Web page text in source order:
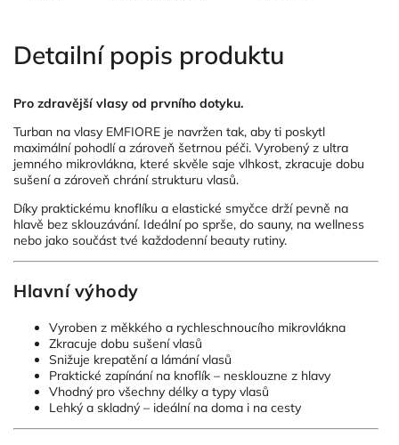
Detailní popis produktu
Pro zdravější vlasy od prvního dotyku.
Turban na vlasy EMFIORE je navržen tak, aby ti poskytl
maximální pohodlí a zároveň šetrnou péči. Vyrobený z ultra
jemného mikrovlákna, které skvěle saje vlhkost, zkracuje dobu
sušení a zároveň chrání strukturu vlasů.
Díky praktickému knoflíku a elastické smyčce drží pevně na
hlavě bez sklouzávání. Ideální po sprše, do sauny, na wellness
nebo jako součást tvé každodenní beauty rutiny.
Hlavní výhody
Vyroben z měkkého a rychleschnoucího mikrovlákna
Zkracuje dobu sušení vlasů
Snižuje krepatění a lámání vlasů
Praktické zapínání na knoflík – nesklouzne z hlavy
Vhodný pro všechny délky a typy vlasů
Lehký a skladný – ideální na doma i na cesty